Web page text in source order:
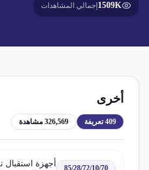
1509K إجمالي المشاهدات
أخرى
409تعريفة 326,569 مشاهدة
85/28/72/10/70